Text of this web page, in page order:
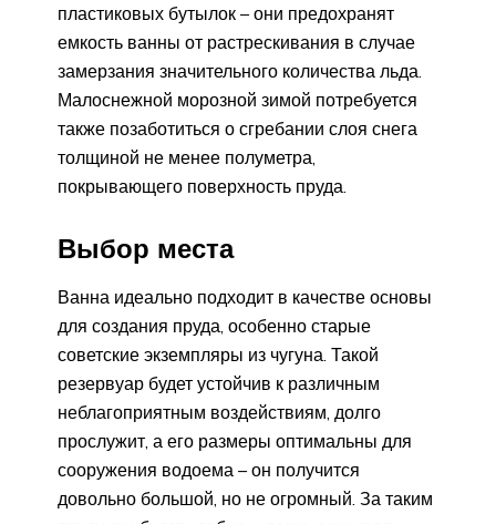
пластиковых бутылок – они предохранят
емкость ванны от растрескивания в случае
замерзания значительного количества льда.
Малоснежной морозной зимой потребуется
также позаботиться о сгребании слоя снега
толщиной не менее полуметра,
покрывающего поверхность пруда.
Выбор места
Ванна идеально подходит в качестве основы
для создания пруда, особенно старые
советские экземпляры из чугуна. Такой
резервуар будет устойчив к различным
неблагоприятным воздействиям, долго
прослужит, а его размеры оптимальны для
сооружения водоема – он получится
довольно большой, но не огромный. За таким